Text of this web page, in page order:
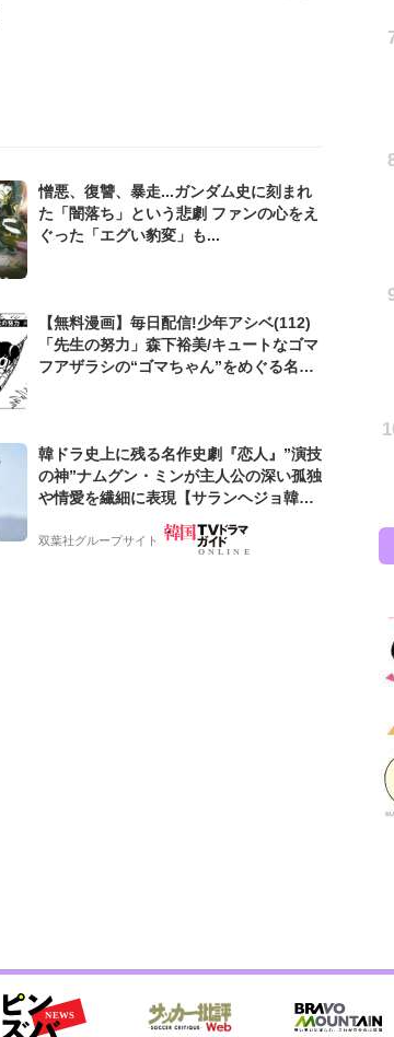
憎悪、復讐、暴走...ガンダム史に刻まれ
た「闇落ち」という悲劇 ファンの心をえ
ぐった「エグい豹変」も...
【無料漫画】毎日配信!少年アシベ(112)
「先生の努力」森下裕美/キュートなゴマ
フアザラシの“ゴマちゃん”をめぐる名作
韓ドラ史上に残る名作史劇『恋人』”演技
の神”ナムグン・ミンが主人公の深い孤独
や情愛を繊細に表現【サランヘジョ韓ド
双葉社グループサイト